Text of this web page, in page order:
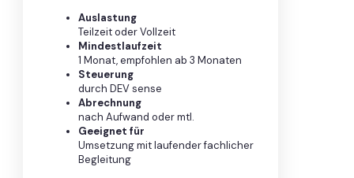
Auslastung
Teilzeit oder Vollzeit
Mindestlaufzeit
1 Monat, empfohlen ab 3 Monaten
Steuerung
durch DEV sense
Abrechnung
nach Aufwand oder mtl.
Geeignet für
Umsetzung mit laufender fachlicher
Begleitung